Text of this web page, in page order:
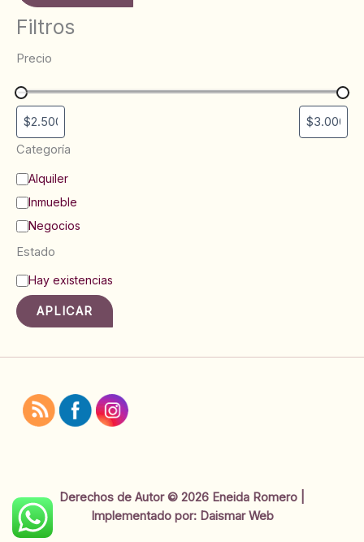
Filtros
Precio
Categoría
C
t
e
o
r
í
a
Alquiler
Inmueble
Negocios
Estado
E
t
a
o
Hay existencias
APLICAR
Derechos de Autor © 2026 Eneida Romero |
Implementado por: Daismar Web